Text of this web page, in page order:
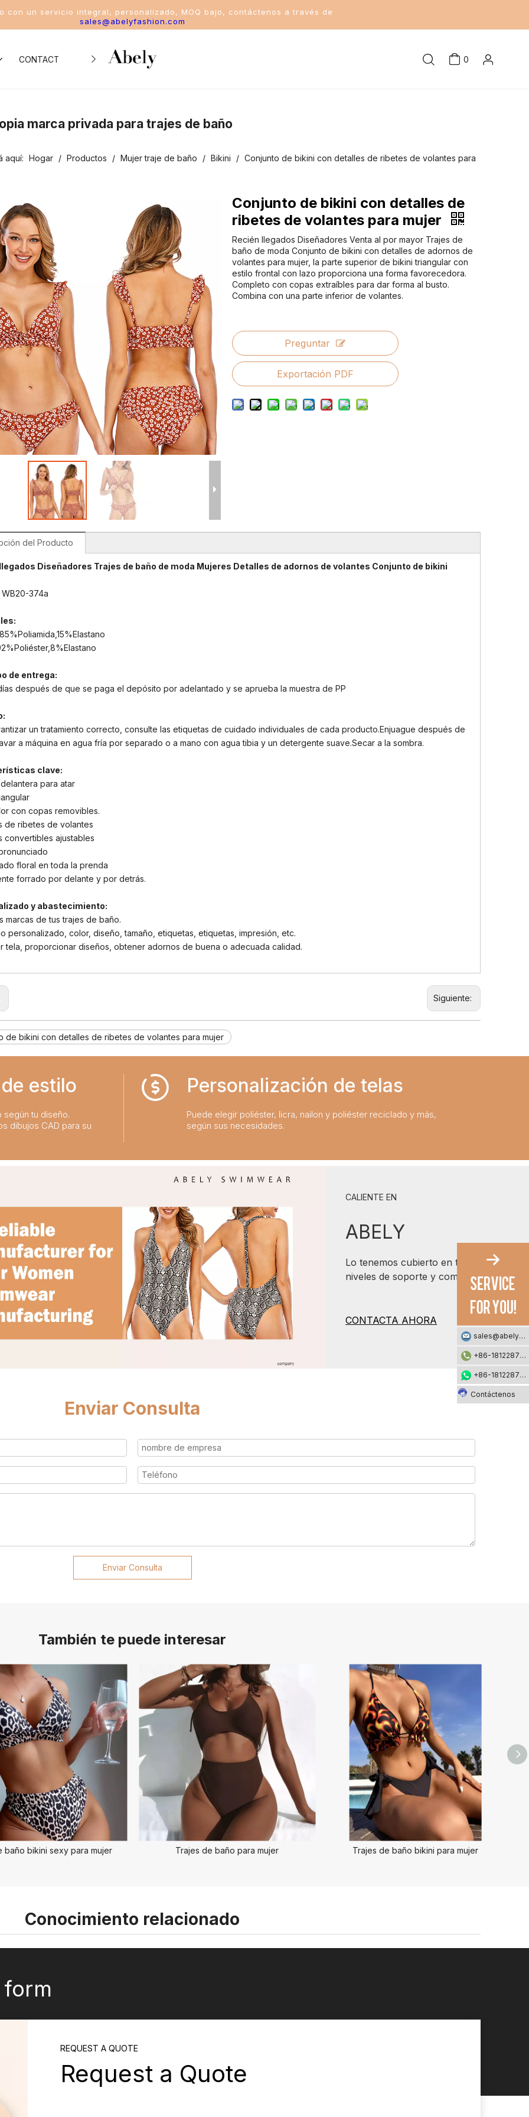
con un servicio integral, personalizado, MOQ bajo, contáctenos a través de
sales@abelyfashion.com
de la industria
de bikinis
del traje de baño de dos piezas
de trajes de baño deportivos para mujeres
de trajes de baño para hombres
de trajes de baño para niños
CONTACTO 0
marca privada para trajes de baño
aquí: Hogar / Productos / Mujer traje de baño / Bikini / Conjunto de bikini con detalles de ribetes de volantes para
Conjunto de bikini con detalles de
ribetes de volantes para mujer
Recién llegados Diseñadores Venta al por mayor Trajes de
baño de moda Conjunto de bikini con detalles de adornos de
volantes para mujer, la parte superior de bikini triangular con
estilo frontal con lazo proporciona una forma favorecedora.
Completo con copas extraíbles para dar forma al busto.
Combina con una parte inferior de volantes.
Preguntar
Exportación PDF
del Producto
Diseñadores Trajes de baño de moda Mujeres Detalles de adornos de volantes Conjunto de bikini
WB20-374a
de entrega:
después de que se paga el depósito por adelantado y se aprueba la muestra de PP
un tratamiento correcto, consulte las etiquetas de cuidado individuales de cada producto.Enjuague después de
a máquina en agua fría por separado o a mano con agua tibia y un detergente suave.Secar a la sombra.
clave:
para atar
con copas removibles.
de ribetes de volantes
convertibles ajustables
floral en toda la prenda
forrado por delante y por detrás.
y abastecimiento:
marcas de tus trajes de baño.
personalizado, color, diseño, tamaño, etiquetas, etiquetas, impresión, etc.
tela, proporcionar diseños, obtener adornos de buena o adecuada calidad.
Siguiente:
de bikini con detalles de ribetes de volantes para mujer
estilo
según tu diseño.
dibujos CAD para su
Personalización de telas
Puede elegir poliéster, licra, nailon y poliéster reciclado y más,
según sus necesidades.
CALIENTE EN
ABELY
Lo tenemos cubierto en todos los
niveles de soporte y comodidad.
CONTACTA AHORA
Enviar Consulta
Enviar Consulta
También te puede interesar
baño bikini sexy para mujer Trajes de baño para mujer Trajes de baño bikini para mujer
Conocimiento relacionado
REQUEST A QUOTE
Request a Quote
sales@abelyfashion.com
+86-18122871002
+86-18122871002
Contáctenos